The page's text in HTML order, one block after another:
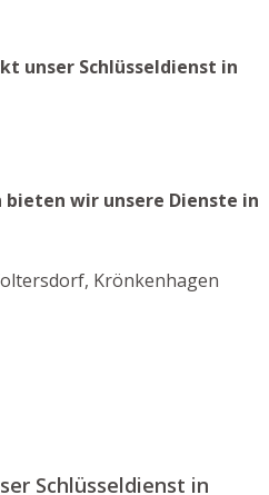
unser Schlüsseldienst in
wir unsere Dienste in
Krönkenhagen
Schlüsseldienst in